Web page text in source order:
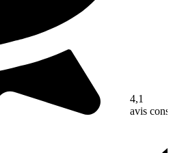
4,1
avis